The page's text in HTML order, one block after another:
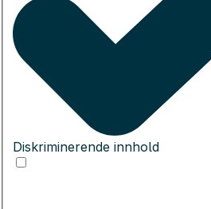
Diskriminerende innhold